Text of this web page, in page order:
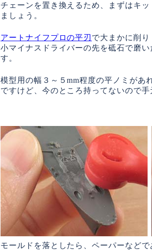
チェーンを置き換えるため、まずはキ
ましょう。
アートナイフプロの平刃 で大まかに削
小マイナスドライバーの先を砥石で磨
す。
模型用の幅３～５mm程度の平ノミがあ
ですけど、今のところ持ってないので手
モールドを落としたら、ペーパーなどで